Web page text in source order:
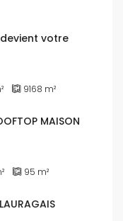
votre
9168 m²
MAISON
95 m²